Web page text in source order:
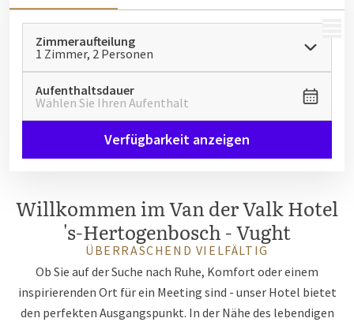
MENÜ
Zimmeraufteilung
1 Zimmer, 2 Personen
Aufenthaltsdauer
Wählen Sie Ihren Aufenthalt
Verfügbarkeit anzeigen
Willkommen im Van der Valk Hotel
's-Hertogenbosch - Vught
ÜBERRASCHEND VIELFÄLTIG
Ob Sie auf der Suche nach Ruhe, Komfort oder einem
inspirierenden Ort für ein Meeting sind - unser Hotel bietet
den perfekten Ausgangspunkt. In der Nähe des lebendigen